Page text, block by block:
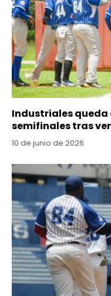
Industriales queda
semifinales tras
10 de junio de 2026